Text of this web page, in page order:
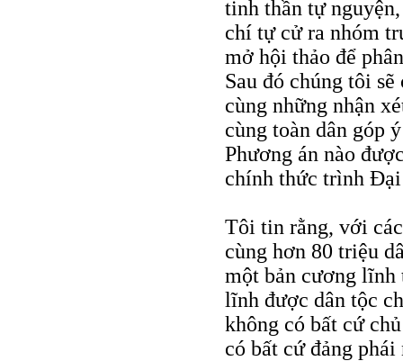
tinh thần tự
chí tự cử ra nhóm
mở hội thảo để
Sau đó chúng tôi
cùng những nhận
cùng toàn dân góp
Phương án nào
chính thức trình
Tôi tin rằng, với
cùng hơn 80 triệu
một bản cương lĩnh
lĩnh được dân tộc
không có bất cứ
có bất cứ đảng